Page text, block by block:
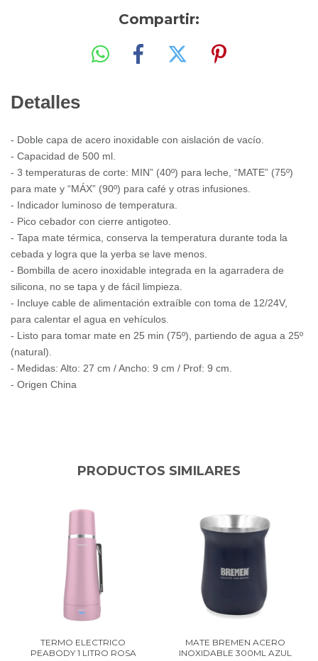
Compartir:
Detalles
- Doble capa de acero inoxidable con aislación de vacío.
- Capacidad de 500 ml.
- 3 temperaturas de corte: MIN” (40º) para leche, “MATE” (75º)
para mate y “MÁX” (90º) para café y otras infusiones.
- Indicador luminoso de temperatura.
- Pico cebador con cierre antigoteo.
- Tapa mate térmica, conserva la temperatura durante toda la
cebada y logra que la yerba se lave menos.
- Bombilla de acero inoxidable integrada en la agarradera de
silicona, no se tapa y de fácil limpieza.
- Incluye cable de alimentación extraíble con toma de 12/24V,
para calentar el agua en vehículos.
- Listo para tomar mate en 25 min (75º), partiendo de agua a 25º
(natural).
- Medidas: Alto: 27 cm / Ancho: 9 cm / Prof: 9 cm.
- Origen China
PRODUCTOS SIMILARES
TERMO ELECTRICO
PEABODY 1 LITRO ROSA
MATE BREMEN ACERO
INOXIDABLE 300ML AZUL